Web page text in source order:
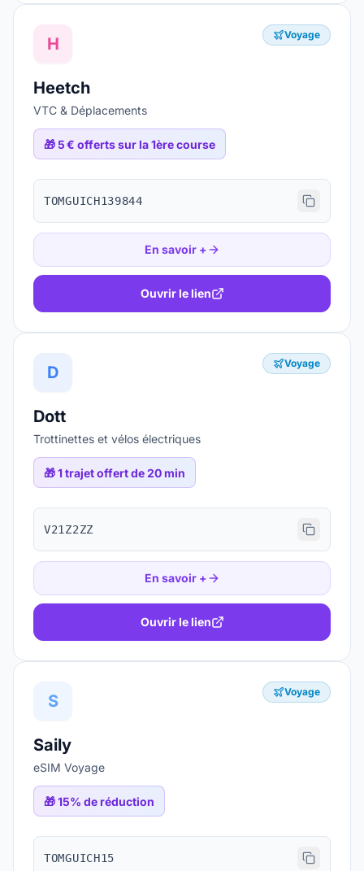
H Voyage
Heetch
VTC & Déplacements
🎁5 € offerts sur la 1ère course
TOMGUICH139844
En savoir +
Ouvrir le lien
D Voyage
Dott
Trottinettes et vélos électriques
🎁1 trajet offert de 20 min
V21Z2ZZ
En savoir +
Ouvrir le lien
S Voyage
Saily
eSIM Voyage
🎁15% de réduction
TOMGUICH15